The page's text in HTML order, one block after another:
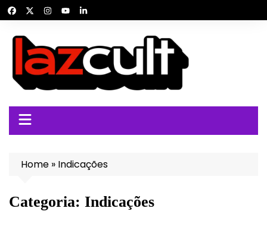
para
conteúdo
Home » Indicações
Categoria: Indicações